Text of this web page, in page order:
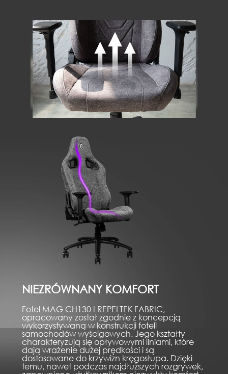
NIEZRÓWNANY KOMFORT
Fotel MAG CH130 I REPELTEK FABRIC,
opracowany został zgodnie z koncepcją
wykorzystywaną w konstrukcji foteli
samochodów wyścigowych. Jego kształty
charakteryzują się opływowymi liniami, które
dają wrażenie dużej prędkości i są
dostosowane do krzywizn kręgosłupa. Dzięki
temu, nawet podczas najdłuższych rozgrywek,